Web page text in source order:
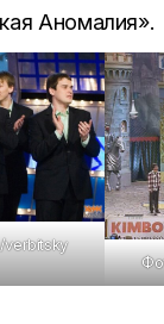
Аномалия».
verbitsky